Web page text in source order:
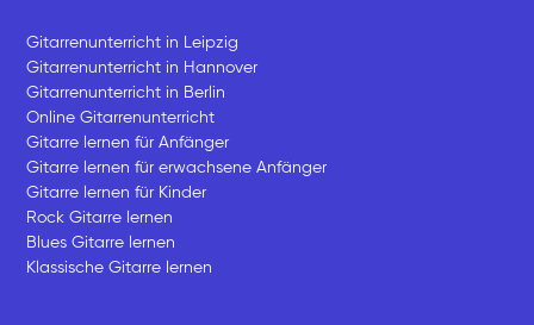
Gitarrenunterricht in Leipzig
Gitarrenunterricht in Hannover
Gitarrenunterricht in Berlin
Online Gitarrenunterricht
Gitarre lernen für Anfänger
Gitarre lernen für erwachsene Anfänger
Gitarre lernen für Kinder
Rock Gitarre lernen
Blues Gitarre lernen
Klassische Gitarre lernen